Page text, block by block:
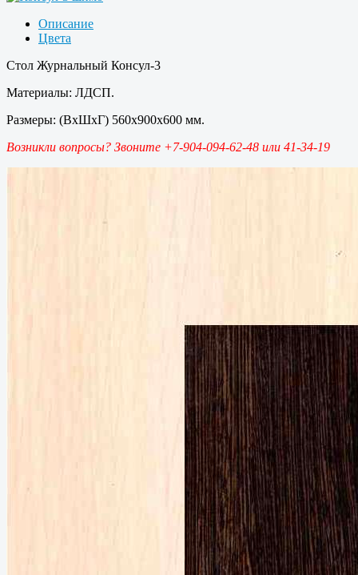
Описание
Цвета
Стол Журнальный Консул-3
Материалы: ЛДСП.
Размеры: (ВхШхГ) 560х900х600 мм.
Возникли вопросы? Звоните +7-904-094-62-48 или 41-34-19